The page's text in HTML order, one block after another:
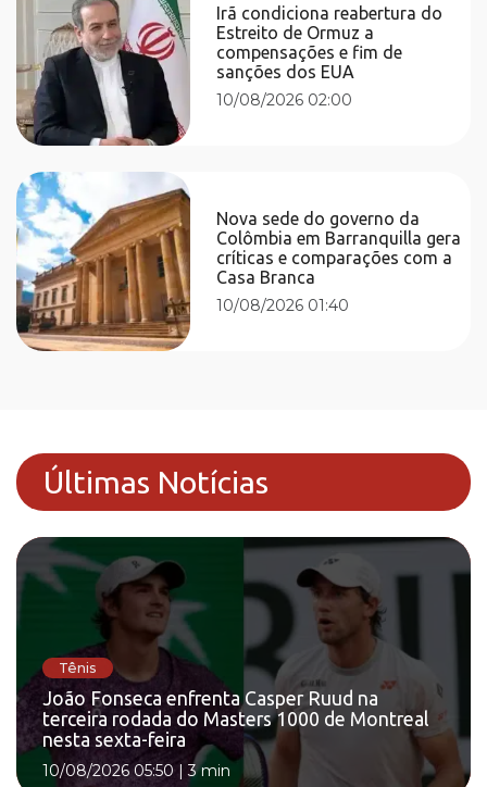
Irã condiciona reabertura do
Estreito de Ormuz a
compensações e fim de
sanções dos EUA
10/08/2026 02:00
Nova sede do governo da
Colômbia em Barranquilla gera
críticas e comparações com a
Casa Branca
10/08/2026 01:40
Últimas Notícias
Tênis
João Fonseca enfrenta Casper Ruud na
terceira rodada do Masters 1000 de Montreal
nesta sexta-feira
10/08/2026 05:50 |3 min